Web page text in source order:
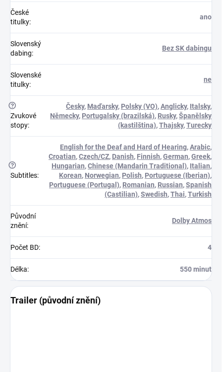
České
titulky:
ano
Slovenský
dabing:
Bez SK dabingu
Slovenské
titulky:
ne
?
Zvukové
stopy:
Česky, Maďarsky, Polsky (VO),Anglicky, Italsky,
Německy, Portugalsky (brazilská), Rusky,Španělsky
(kastilština),Thajsky,Turecky
?
Subtitles:
English for the Deaf and Hard of Hearing,Arabic,
Croatian,Czech/CZ, Danish, Finnish,German,Greek,
Hungarian,Chinese (Mandarin Traditional), Italian,
Korean, Norwegian, Polish, Portuguese (Iberian),
Portuguese (Portugal), Romanian, Russian,Spanish
(Castilian),Swedish,Thai,Turkish
Původní
znění:
Dolby Atmos
Počet BD: 4
Délka: 550 minut
Trailer (původní znění)